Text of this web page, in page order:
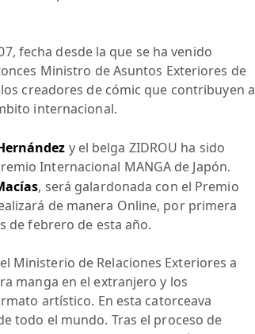
fecha desde la que se ha venido
Ministro de Asuntos Exteriores de
creadores de cómic que contribuyen a
internacional.
y el belga ZIDROU ha sido
Internacional MANGA de Japón.
, será galardonada con el Premio
de manera Online, por primera
de febrero de esta año.
Ministerio de Relaciones Exteriores a
manga en el extranjero y los
artístico. En esta catorceava
todo el mundo. Tras el proceso de